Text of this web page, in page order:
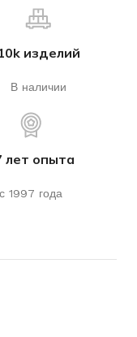
изделий
В наличии
лет опыта
с 1997 года